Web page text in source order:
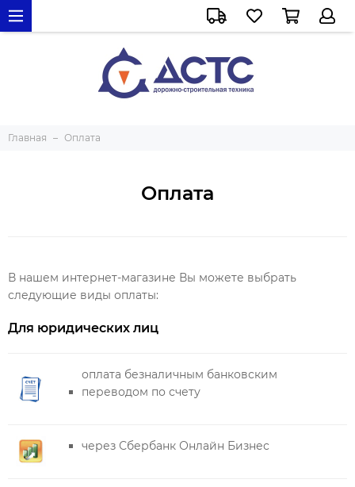
Главная Оплата
Оплата
В нашем интернет-магазине Вы можете выбрать
следующие виды оплаты:
Для юридических лиц
оплата безналичным банковским
переводом по счету
через Сбербанк Онлайн Бизнес